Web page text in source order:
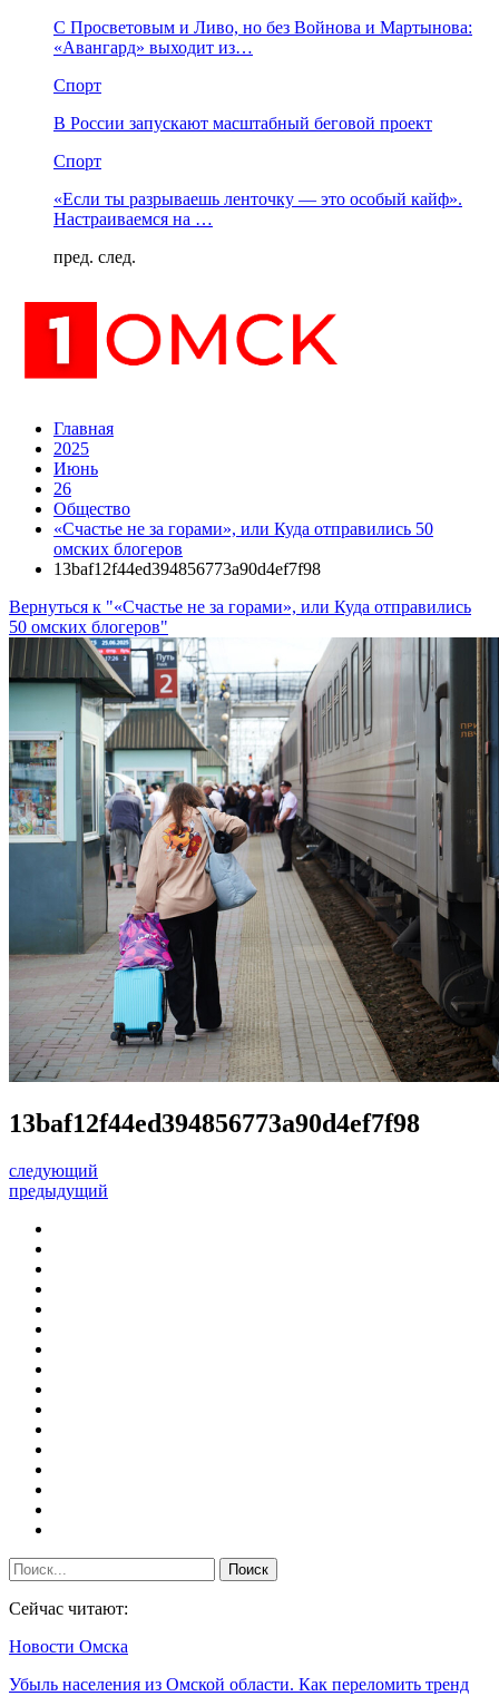
С Просветовым и Ливо, но без Войнова и Мартынова:
«Авангард» выходит из…
Спорт
В России запускают масштабный беговой проект
Спорт
«Если ты разрываешь ленточку — это особый кайф».
Настраиваемся на …
пред. след.
Главная
2025
Июнь
26
Общество
«Счастье не за горами», или Куда отправились 50
омских блогеров
13baf12f44ed394856773a90d4ef7f98
Вернуться к "«Счастье не за горами», или Куда отправились
50 омских блогеров"
13baf12f44ed394856773a90d4ef7f98
следующий
предыдущий
Сейчас читают:
Новости Омска
Убыль населения из Омской области. Как переломить тренд